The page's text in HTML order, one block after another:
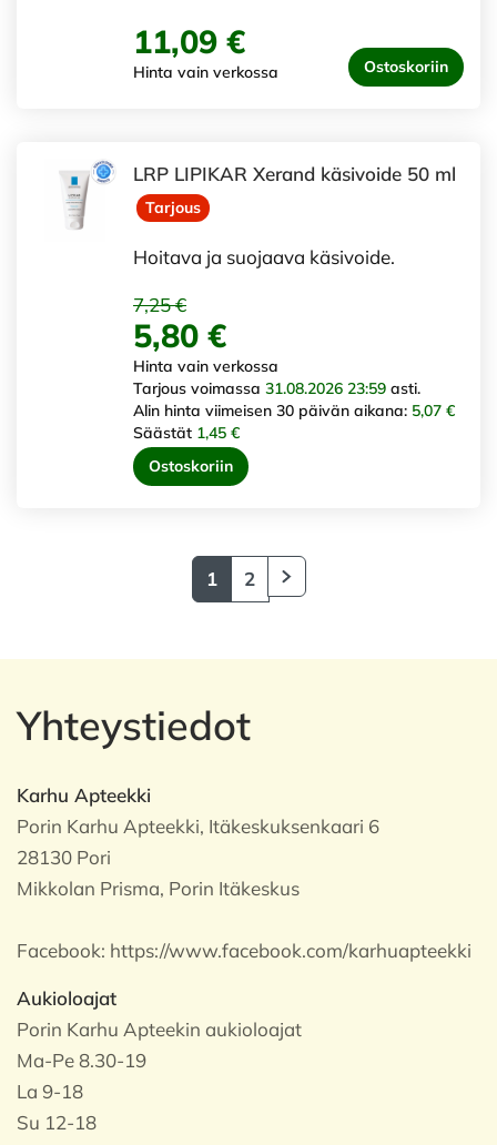
11,09 €
Hinta vain verkossa Ostoskoriin
LRP LIPIKAR Xerand käsivoide 50 ml
Tarjous
Hoitava ja suojaava käsivoide.
7,25 €
5,80 €
Hinta vain verkossa
Tarjous voimassa 31.08.2026 23:59 asti.
Alin hinta viimeisen 30 päivän aikana: 5,07 €
Säästät 1,45 €
Ostoskoriin
1 2
Yhteystiedot
Karhu Apteekki
Porin Karhu Apteekki, Itäkeskuksenkaari 6
28130 Pori
Mikkolan Prisma, Porin Itäkeskus
Facebook: https://www.facebook.com/karhuapteekki
Aukioloajat
Porin Karhu Apteekin aukioloajat
Ma-Pe 8.30-19
La 9-18
Su 12-18